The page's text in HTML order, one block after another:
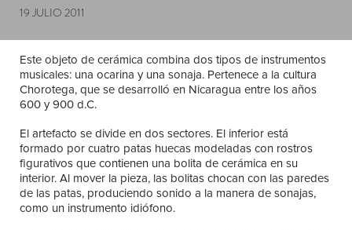
EL MUSEO
NOTICIAS
ÚLTIMOS VIDEOS
19 JULIO 2011
Este objeto de cerámica combina dos tipos de instrumentos
musicales: una ocarina y una sonaja. Pertenece a la cultura
Chorotega, que se desarrolló en Nicaragua entre los años
600 y 900 d.C.
El artefacto se divide en dos sectores. El inferior está
formado por cuatro patas huecas modeladas con rostros
figurativos que contienen una bolita de cerámica en su
interior. Al mover la pieza, las bolitas chocan con las paredes
de las patas, produciendo sonido a la manera de sonajas,
como un instrumento idiófono.